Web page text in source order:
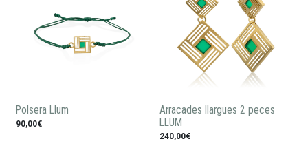
Polsera Llum
90,00€
Arracades llargues 2 peces
LLUM
240,00€